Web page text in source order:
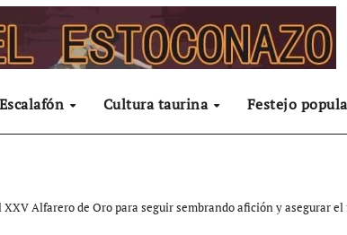
Escalafón Cultura taurina Festejo
Alfarero de Oro para seguir sembrando afición y asegurar